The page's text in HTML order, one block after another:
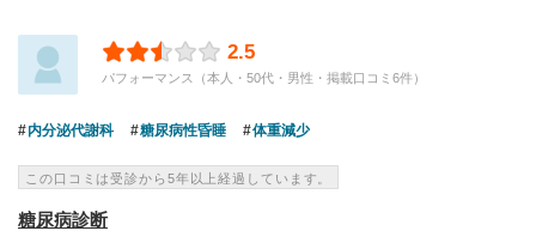
2.5
パフォーマンス（本人・50代・男性・掲載口コミ6件）
内分泌代謝科 糖尿病性昏睡 体重減少
この口コミは受診から5年以上経過しています。
糖尿病診断